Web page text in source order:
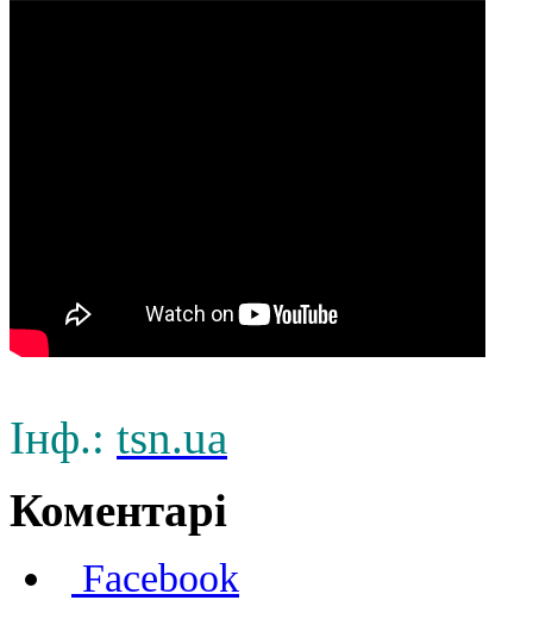
Інф.: tsn.ua
Коментарі
Facebook